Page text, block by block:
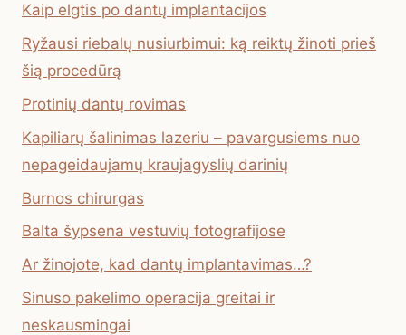
Kaip elgtis po dantų implantacijos
Ryžausi riebalų nusiurbimui: ką reiktų žinoti prieš
šią procedūrą
Protinių dantų rovimas
Kapiliarų šalinimas lazeriu – pavargusiems nuo
nepageidaujamų kraujagyslių darinių
Burnos chirurgas
Balta šypsena vestuvių fotografijose
Ar žinojote, kad dantų implantavimas…?
Sinuso pakelimo operacija greitai ir
neskausmingai